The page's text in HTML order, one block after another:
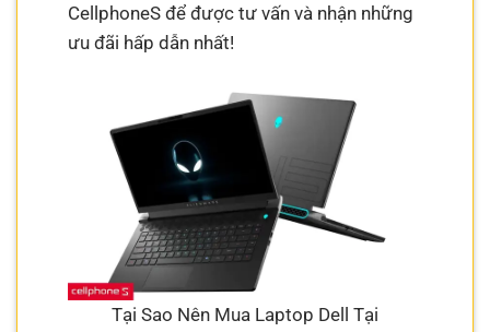
CellphoneS để được tư vấn và nhận những
ưu đãi hấp dẫn nhất!
Tại Sao Nên Mua Laptop Dell Tại